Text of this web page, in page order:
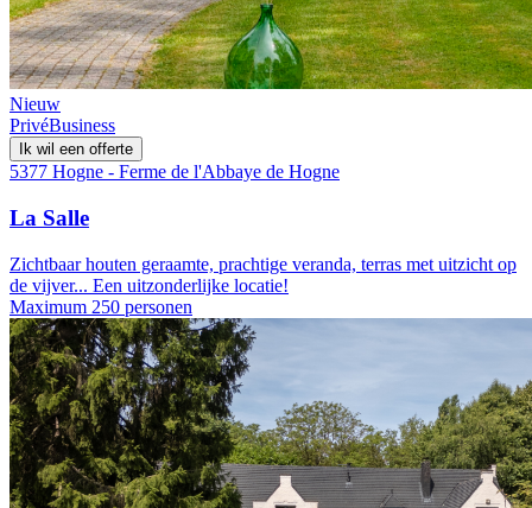
Nieuw
PrivéBusiness
Ik wil een offerte
5377 Hogne - Ferme de l'Abbaye de Hogne
La Salle
Zichtbaar houten geraamte, prachtige veranda, terras met uitzicht op
de vijver... Een uitzonderlijke locatie!
Maximum 250 personen